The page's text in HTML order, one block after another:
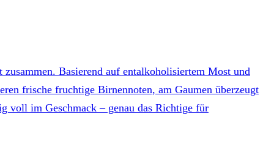
Basierend auf entalkoholisiertem Most und
frische fruchtige Birnennoten, am Gaumen überzeugt
voll im Geschmack – genau das Richtige für